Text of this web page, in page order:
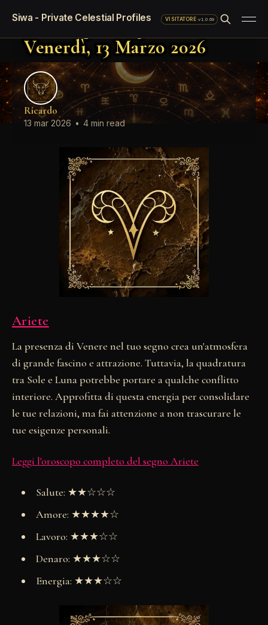
Siwa - Private Celestial Profiles VISITATORE·v1.0.69
Oroscopo del giorno
Venerdì, 13 Marzo 2026
Ricardo
13 mar 2026 • 4 min read
Ariete
La presenza di Venere nel tuo segno crea un'atmosfera
di grande fascino e attrazione. Tuttavia, la quadratura
tra Sole e Luna potrebbe portare a qualche conflitto
interiore. Approfitta di questa energia per consolidare
le tue relazioni, ma fai attenzione a non trascurare le
tue esigenze personali.
Leggi l'oroscopo completo del segno Ariete
Salute: ★★☆☆☆
Amore: ★★★★☆
Lavoro: ★★★☆☆
Denaro: ★★★☆☆
Energia: ★★★☆☆